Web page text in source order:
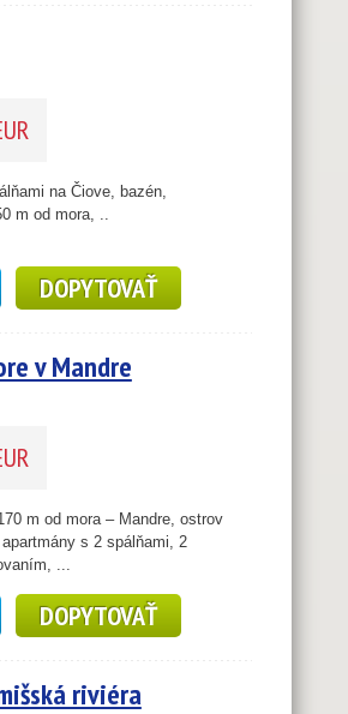
na Čiove, bazén,
m od mora, ..
DOPYTOVAŤ
v Mandre
m od mora – Mandre, ostrov
s 2 spálňami, 2
...
DOPYTOVAŤ
riviéra